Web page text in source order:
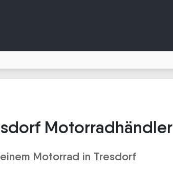
Motorradhändler
Motorrad in Tresdorf